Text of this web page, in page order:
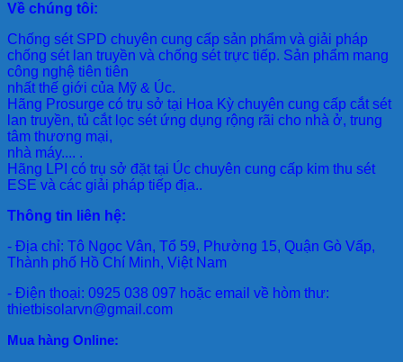
Về chúng tôi:
Chống sét SPD chuyên cung cấp sản phẩm và giải pháp
chống sét lan truyền và chống sét trực tiếp. Sản phẩm mang
công nghệ tiên tiên
nhất thế giới của Mỹ & Úc.
Hãng Prosurge có trụ sở tại Hoa Kỳ chuyên cung cấp cắt sét
lan truyền, tủ cắt lọc sét ứng dụng rộng rãi cho nhà ở, trung
tâm thương mại,
nhà máy.... .
Hãng LPI có trụ sở đặt tại Úc chuyên cung cấp kim thu sét
ESE và các giải pháp tiếp địa..
Thông tin liên hệ:
- Địa chỉ: Tô Ngọc Vân, Tổ 59, Phường 15, Quận Gò Vấp,
Thành phố Hồ Chí Minh, Việt Nam
- Điện thoại: 0925 038 097 hoặc email về hòm thư:
thietbisolarvn@gmail.com
Mua hàng Online: